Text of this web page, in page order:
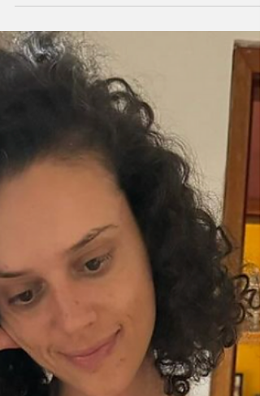
eletrodoméstico indispensável na
maioria das casas brasileiras!...